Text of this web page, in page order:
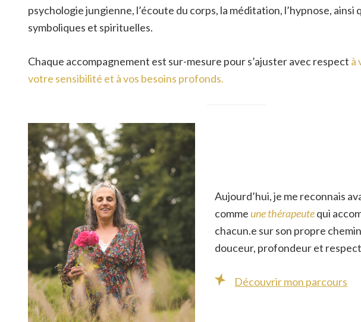
psychologie jungienne, l’écoute du corps, la méditation, l’hypnose, ainsi
symboliques et spirituelles.
Chaque accompagnement est sur-mesure pour s’ajuster avec respect à
votre sensibilité et à vos besoins profonds.
Aujourd’hui, je me reconnais
comme une thérapeutequi
chacun.e sur son propre
douceur, profondeur et
Découvrir mon parcours